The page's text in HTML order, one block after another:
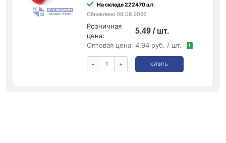
На складе 222470 шт.
Обновлено 08.08.2026
Розничная
цена:
5.49 / шт.
Оптовая цена: 4.94 руб. / шт. !
- + КУПИТЬ